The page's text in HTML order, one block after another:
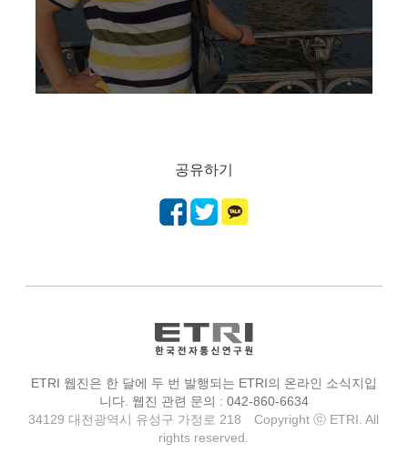
공유하기
ETRI 웹진은 한 달에 두 번 발행되는 ETRI의 온라인 소식지입
니다. 웹진 관련 문의 : 042-860-6634
34129 대전광역시 유성구 가정로 218
Copyright ⓒ ETRI. All
rights reserved.